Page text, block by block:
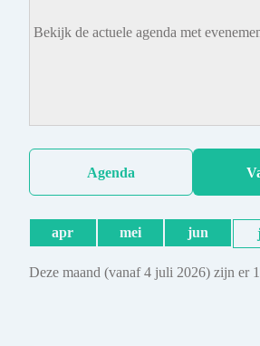
Bekijk de actuele agenda met
Agenda
apr mei jun
Deze maand (vanaf 4 juli 2026) zijn er